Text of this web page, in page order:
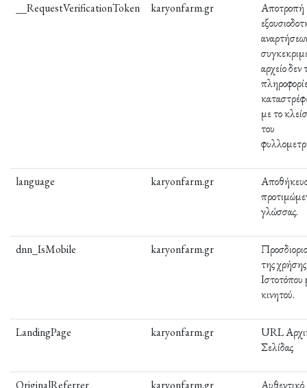
__RequestVerificationToken karyonfarm.gr
Αποτροπή
αρχείο δεν
με το
του
language karyonfarm.gr
γλώσσας.
dnn_IsMobile karyonfarm.gr
της
κινητού.
LandingPage karyonfarm.gr
URL
Σελίδας
OriginalReferrer karyonfarm.gr Αυθεντικό